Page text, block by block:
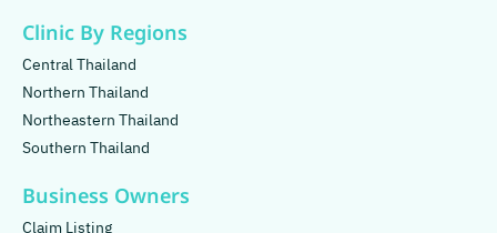
Clinic By Regions
Central Thailand
Northern Thailand
Northeastern Thailand
Southern Thailand
Business Owners